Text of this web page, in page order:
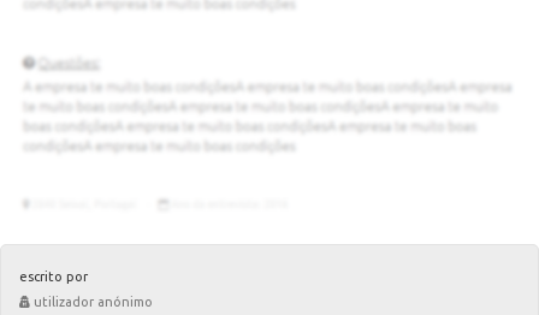
escrito por
utilizador anónimo